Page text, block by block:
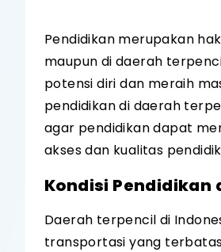
Pendidikan merupakan
maupun di daerah
potensi diri dan meraih
pendidikan di daerah
agar pendidikan dapat
akses dan kualitas
Kondisi Pendidikan
Daerah terpencil di
transportasi yang